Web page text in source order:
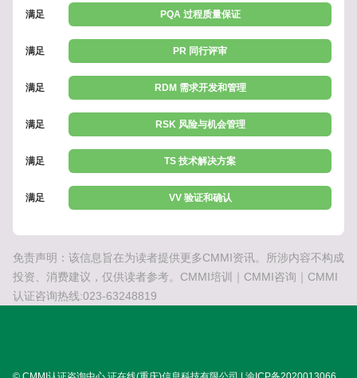
满足 PQA 过程质量保证
满足 PR 同行评审
满足 RDM 需求开发和管理
满足 RSK 风险与机会管理
满足 TS 技术解决方案
满足 VV 验证和确认
免责声明：该信息旨在为读者提供更多CMMI资讯。所涉内容不构成
投资、消费建议，仅供读者参考。CMMI培训｜CMMI咨询｜CMMI
认证咨询热线:023-63248819